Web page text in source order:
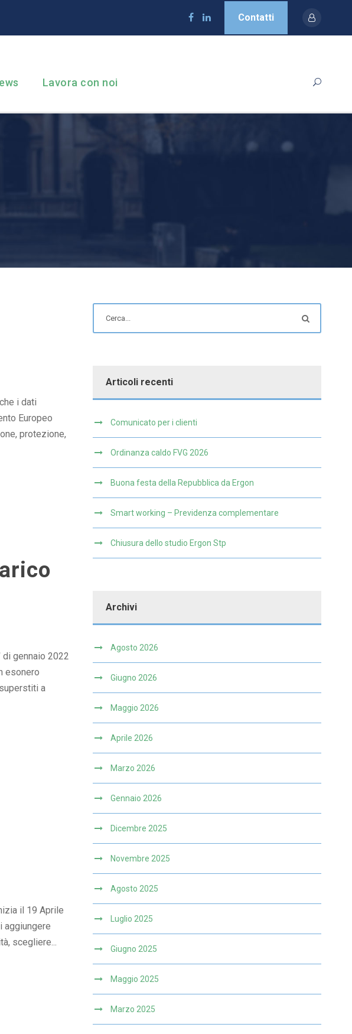
Contatti
Lavora con noi
i dati
Europeo
protezione,
gennaio 2022
esonero
a
il 19 Aprile
aggiungere
scegliere...
Articoli recenti
Comunicato per i clienti
Ordinanza caldo FVG 2026
Buona festa della Repubblica da Ergon
Smart working – Previdenza complementare
Chiusura dello studio Ergon Stp
Archivi
Agosto 2026
Giugno 2026
Maggio 2026
Aprile 2026
Marzo 2026
Gennaio 2026
Dicembre 2025
Novembre 2025
Agosto 2025
Luglio 2025
Giugno 2025
Maggio 2025
Marzo 2025